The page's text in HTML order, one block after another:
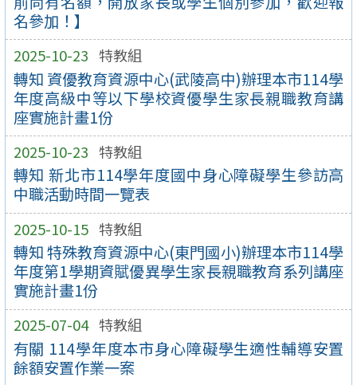
名參加！】
2025-10-23 特教組
轉知 資優教育資源中心(武陵高中)辦理本市114學
年度高級中等以下學校資優學生家長親職教育講
座實施計畫1份
2025-10-23 特教組
轉知 新北市114學年度國中身心障礙學生參訪高
中職活動時間一覽表
2025-10-15 特教組
轉知 特殊教育資源中心(東門國小)辦理本市114學
年度第1學期資賦優異學生家長親職教育系列講座
實施計畫1份
2025-07-04 特教組
有關 114學年度本市身心障礙學生適性輔導安置
餘額安置作業一案